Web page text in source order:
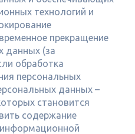
технологий и
прекращение
данных (за
обработка
персональных
данных –
становится
содержание